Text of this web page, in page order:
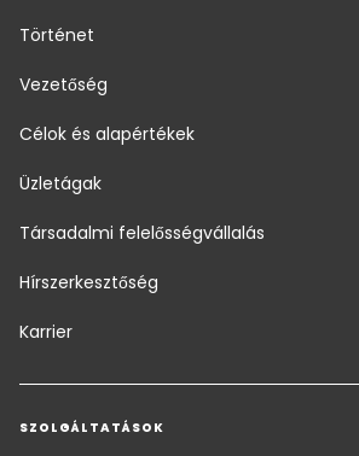
Történet
Vezetőség
Célok és alapértékek
Üzletágak
Társadalmi felelősségvállalás
Hírszerkesztőség
Karrier
SZOLGÁLTATÁSOK